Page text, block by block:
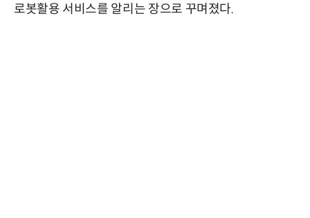
로봇활용 서비스를 알리는 장으로 꾸며졌다.